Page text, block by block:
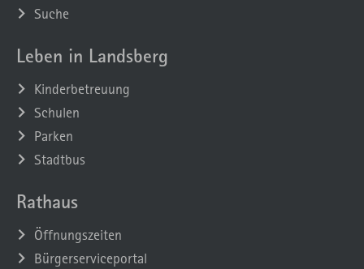
Suche
Leben in Landsberg
Kinderbetreuung
Schulen
Parken
Stadtbus
Rathaus
Öffnungszeiten
Bürgerserviceportal